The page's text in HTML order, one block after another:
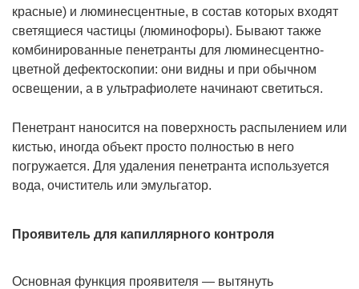
красные) и люминесцентные, в состав которых входят
светящиеся частицы (люминофоры). Бывают также
комбинированные пенетранты для люминесцентно-
цветной дефектоскопии: они видны и при обычном
освещении, а в ультрафиолете начинают светиться.
Пенетрант наносится на поверхность распылением или
кистью, иногда объект просто полностью в него
погружается. Для удаления пенетранта используется
вода, очиститель или эмульгатор.
Проявитель для капиллярного контроля
Основная функция проявителя — вытянуть